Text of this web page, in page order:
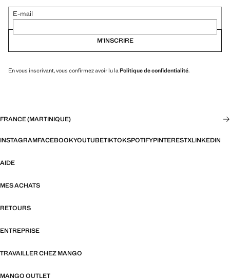
E-mail
M’INSCRIRE
En vous inscrivant, vous confirmez avoir lu laPolitique de confidentialité.
FRANCE (MARTINIQUE)
INSTAGRAMFACEBOOKYOUTUBETIKTOKSPOTIFYPINTERESTXLINKEDIN
AIDE
MES ACHATS
RETOURS
ENTREPRISE
TRAVAILLER CHEZ MANGO
MANGO OUTLET